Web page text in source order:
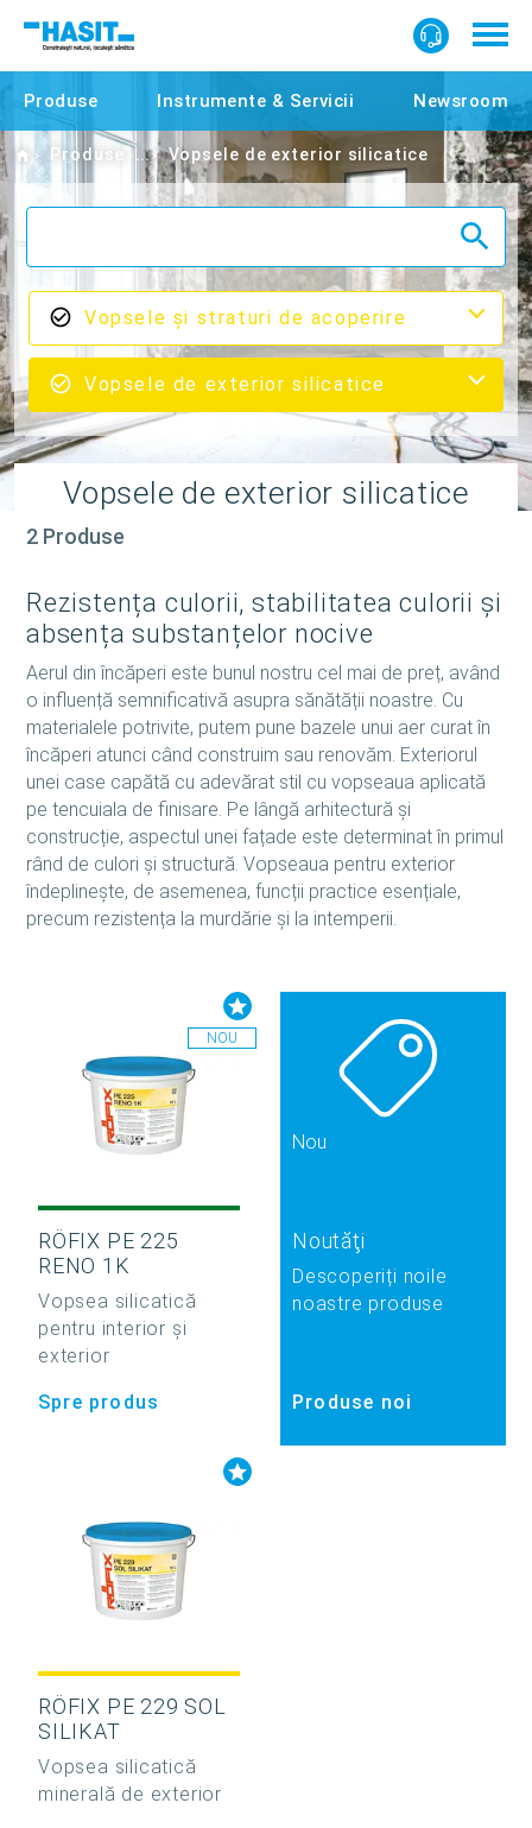
Produse Instrumente & Servicii Newsroom
Home
Produse Vopsele de exterior silicatice
Vopsele şi straturi de acoperire
Vopsele de exterior silicatice
Vopsele de exterior silicatice
2 Produse
Rezistența culorii, stabilitatea culorii și
absența substanțelor nocive
Aerul din încăperi este bunul nostru cel mai de preț, având
o influență semnificativă asupra sănătății noastre. Cu
materialele potrivite, putem pune bazele unui aer curat în
încăperi atunci când construim sau renovăm. Exteriorul
unei case capătă cu adevărat stil cu vopseaua aplicată
pe tencuiala de finisare. Pe lângă arhitectură și
construcție, aspectul unei fațade este determinat în primul
rând de culori și structură. Vopseaua pentru exterior
îndeplinește, de asemenea, funcții practice esențiale,
precum rezistența la murdărie și la intemperii.
NOU
RÖFIX PE 225
RENO 1K
Vopsea silicatică
pentru interior și
exterior
Spre produs
Nou
Noutăţi
Descoperiți noile
noastre produse
Produse noi
RÖFIX PE 229 SOL
SILIKAT
Vopsea silicatică
minerală de exterior